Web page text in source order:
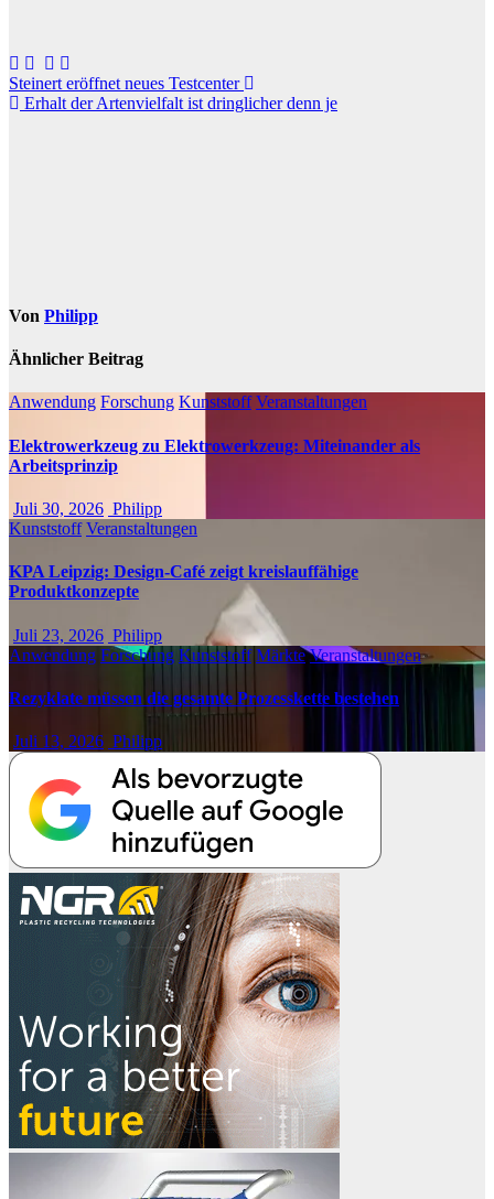
Beitragsnavigation
Steinert eröffnet neues Testcenter
Erhalt der Artenvielfalt ist dringlicher denn je
Von Philipp
Ähnlicher Beitrag
Anwendung Forschung Kunststoff Veranstaltungen
Elektrowerkzeug zu Elektrowerkzeug: Miteinander als
Arbeitsprinzip
Juli 30, 2026 Philipp
Kunststoff Veranstaltungen
KPA Leipzig: Design-Café zeigt kreislauffähige
Produktkonzepte
Juli 23, 2026 Philipp
Anwendung Forschung Kunststoff Märkte Veranstaltungen
Rezyklate müssen die gesamte Prozesskette bestehen
Juli 13, 2026 Philipp